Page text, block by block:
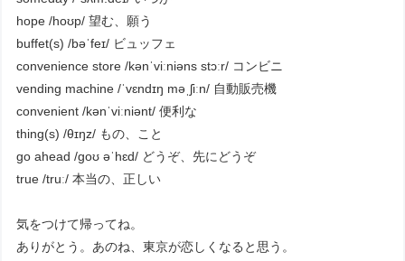
hope /hoʊp/ 望む、願う
buffet(s) /bəˈfeɪ/ ビュッフェ
convenience store /kənˈviːniəns stɔːr/ コンビニ
vending machine /ˈvɛndɪŋ məˌʃiːn/ 自動販売機
convenient /kənˈviːniənt/ 便利な
thing(s) /θɪŋz/ もの、こと
go ahead /goʊ əˈhɛd/ どうぞ、先にどうぞ
true /truː/ 本当の、正しい
気をつけて帰ってね。
ありがとう。あのね、東京が恋しくなると思う。